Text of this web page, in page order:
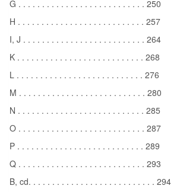
G . . . . . . . . . . . . . . . . . . . . . . . . . . . 250
H . . . . . . . . . . . . . . . . . . . . . . . . . . . 257
I, J . . . . . . . . . . . . . . . . . . . . . . . . . . 264
K . . . . . . . . . . . . . . . . . . . . . . . . . . . 268
L . . . . . . . . . . . . . . . . . . . . . . . . . . . 276
M . . . . . . . . . . . . . . . . . . . . . . . . . . . 280
N . . . . . . . . . . . . . . . . . . . . . . . . . . . 285
O . . . . . . . . . . . . . . . . . . . . . . . . . . . 287
P . . . . . . . . . . . . . . . . . . . . . . . . . . . 289
Q . . . . . . . . . . . . . . . . . . . . . . . . . . . 293
B, cd. . . . . . . . . . . . . . . . . . . . . . . . . . . 294